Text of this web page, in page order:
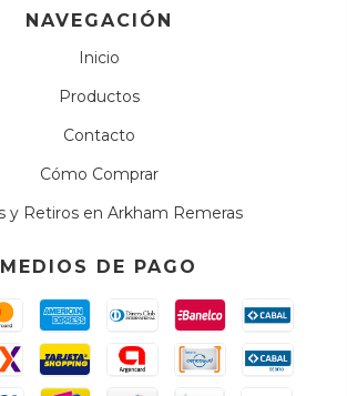
NAVEGACIÓN
Inicio
Productos
Contacto
Cómo Comprar
y Retiros en Arkham Remeras
MEDIOS DE PAGO